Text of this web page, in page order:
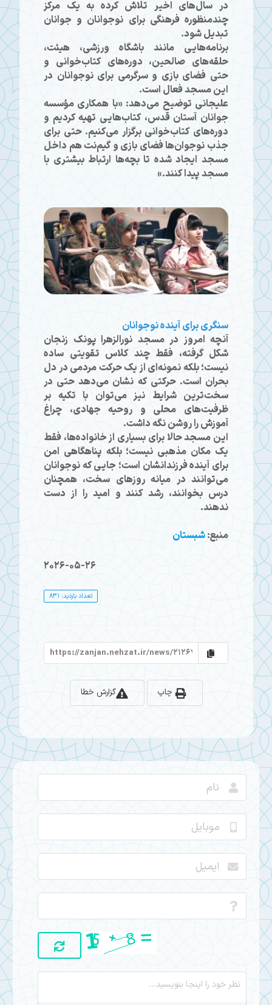
در سال‌های اخیر تلاش کرده به یک مرکز
چندمنظوره فرهنگی برای نوجوانان و جوانان
تبدیل شود.
برنامه‌هایی مانند باشگاه ورزشی، هیئت،
حلقه‌های صالحین، دوره‌های کتاب‌خوانی و
حتی فضای بازی و سرگرمی برای نوجوانان در
این مسجد فعال است.
علیجانی توضیح می‌دهد: «با همکاری مؤسسه
جوانان آستان قدس، کتاب‌هایی تهیه کردیم و
دوره‌های کتاب‌خوانی برگزار می‌کنیم. حتی برای
جذب نوجوان‌ها فضای بازی و گیم‌نت هم داخل
مسجد ایجاد شده تا بچه‌ها ارتباط بیشتری با
مسجد پیدا کنند.»
سنگری برای آینده نوجوانان
آنچه امروز در مسجد نورالزهرا پونک زنجان
شکل گرفته، فقط چند کلاس تقویتی ساده
نیست؛ بلکه نمونه‌ای از یک حرکت مردمی در دل
بحران است. حرکتی که نشان می‌دهد حتی در
سخت‌ترین شرایط نیز می‌توان با تکیه بر
ظرفیت‌های محلی و روحیه جهادی، چراغ
آموزش را روشن نگه داشت.
این مسجد حالا برای بسیاری از خانواده‌ها، فقط
یک مکان مذهبی نیست؛ بلکه پناهگاهی امن
برای آینده فرزندانشان است؛ جایی که نوجوانان
می‌توانند در میانه روزهای سخت، همچنان
درس بخوانند، رشد کنند و امید را از دست
ندهند.
منبع:شبستان
2026-05-26
تعداد بازدید: 831
گزارش خطا چاپ